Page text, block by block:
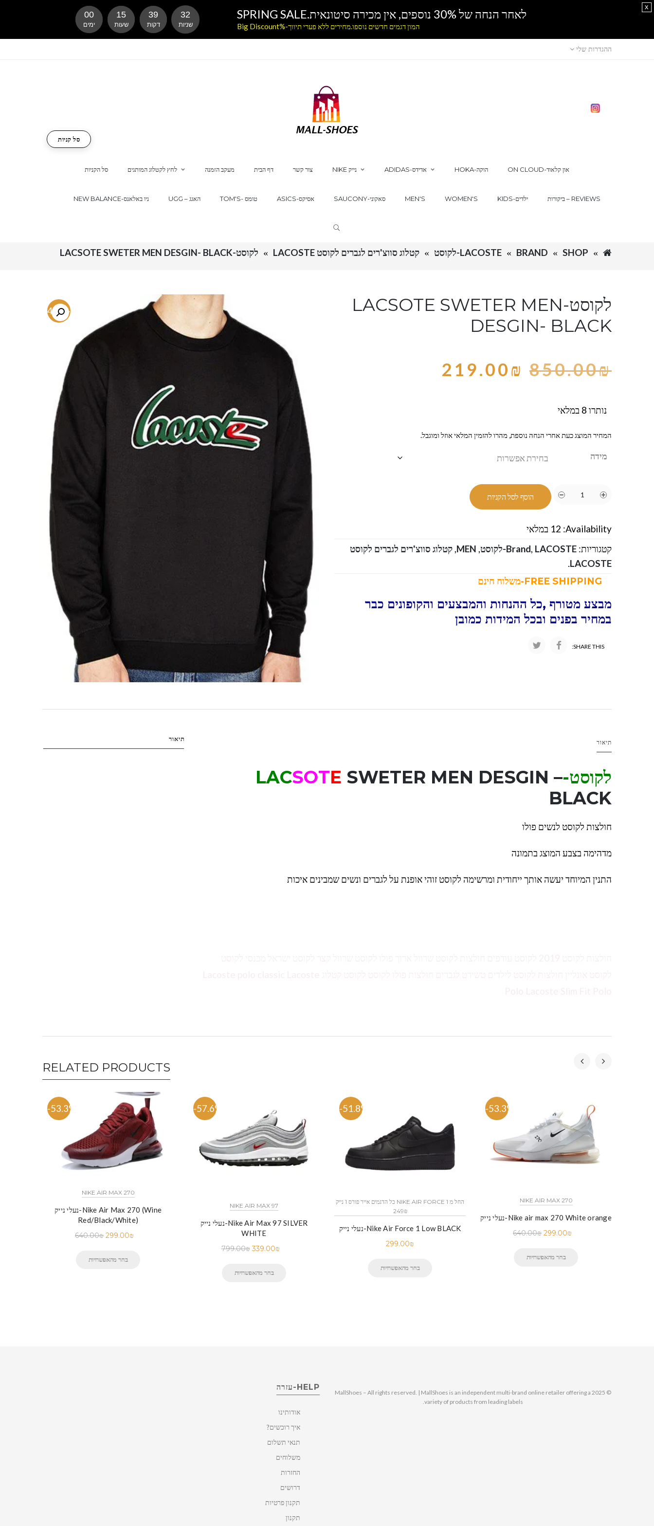
ההגדרות שלי
סל הקניות לחץ לקטלוג המותגים מעקב הזמנה דף הבית צור קשר NIKE נייק ADIDAS-אדידס HOKA-הוקה ON CLOUD-און קלאוד
NEW BALANCE-ניו באלאנס UGG – האגג TOM'S- טומס ASICS-אסיקס SAUCONY-סאקוני MEN'S WOMEN'S KIDS-ילדים ביקורות – REVIEWS
סל קניות
SHOP
BRAND LACOSTE-לקוסט קטלוג סווצ'רים לגברים לקוסט LACOSTE לקוסט-LACSOTE SWETER MEN DESGIN- BLACK
-74.2%
לקוסט-LACSOTE SWETER MEN
DESGIN- BLACK
850.00₪
219.00₪
נותרו 8 במלאי
המחיר המוצג כעת אחרי הנחה נוספת, מהרו להזמין המלאי אוזל ומוגבל.
מידה
הוסף לסל הקניות
Availability: 12 במלאי
קטגוריות:
Brand, LACOSTE-לקוסט ,
MEN
,קטלוג סווצ'רים לגברים לקוסט
LACOSTE
.
מבצע מטורף ,כל ההנחות והמבצעים והקופונים כבר
במחיר בפנים ובכל המידות כמובן
SHARE THIS:
תיאור תיאור
לקוסט-LAC SOTE SWETER MEN DESGIN –
BLACK
חולצות לקוסט לנשים פולו
מדהימה בצבע המוצג בתמונה
התנין המיוחד יעשה אותך ייחודית ומרשימה לקוסט זוהי אופנת על לגברים ונשים שמבינים איכות
RELATED PRODUCTS
-53.3%
NIKE AIR MAX 270
נעלי נייק-Nike Air Max 270 (Wine
Red/Black/White)
640.00₪ 299.00₪
בחר מהאפשרויות
-57.6%
NIKE AIR MAX 97
נעלי נייק-Nike Air Max 97 SILVER
WHITE
799.00₪ 339.00₪
בחר מהאפשרויות
-51.8%
כל הדגמים אייר פורס 1 נייק NIKE AIR FORCE 1 החל מ
249₪
נעלי נייק-Nike Air Force 1 Low BLACK
299.00₪
בחר מהאפשרויות
-53.3%
NIKE AIR MAX 270
נעלי נייק-Nike air max 270 White orange
640.00₪ 299.00₪
בחר מהאפשרויות
HELP-עזרה
אודותינו
איך רוכשים?
תנאי תשלום
משלוחים
החזרות
דרושים
תקנון פרטיות
תקנון
© 2025 MallShoes – All rights reserved. | MallShoes is an independent multi-brand online retailer offering a
variety of products from leading labels.
לאחר הנחה של 30% נוספים, אין מכירה סיטונאית.SPRING SALE
המון דגמים חדשים נוספו.מחירים ללא פערי תיווך-%Big Discount
00
ימים
15
שעות
39
דקות
31
שניות
x